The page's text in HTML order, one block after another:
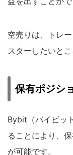
空売りは、トレ
スターしたいとこ
保有ポジシ
Bybit（バイビッ
ることにより、
が可能です。